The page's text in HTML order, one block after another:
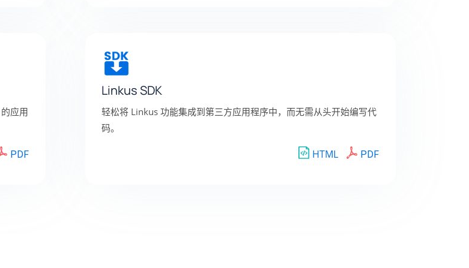
应用
PDF
Linkus SDK
轻松将 Linkus 功能集成到第三方应用程序中，而无需从头开始编写代
码。
HTML PDF